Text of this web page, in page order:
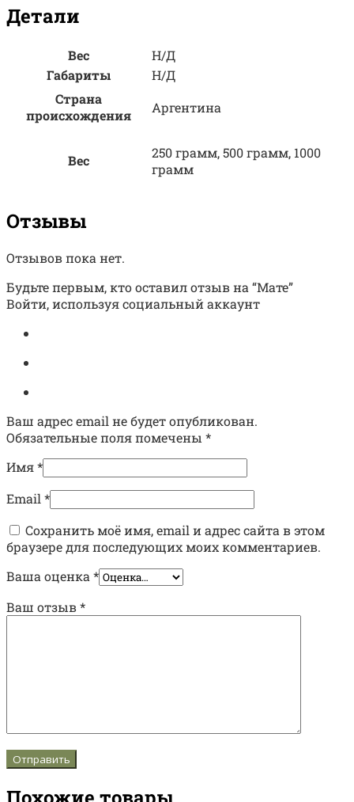
Детали
Вес
Н/Д
Габариты
Н/Д
Страна
происхождения
Аргентина
Вес
250 грамм, 500 грамм, 1000
грамм
Отзывы
Отзывов пока нет.
Будьте первым, кто оставил отзыв на “Мате”
Войти, используя социальный аккаунт
Ваш адрес email не будет опубликован.
Обязательные поля помечены *
Имя*
Email *
Сохранить моё имя, email и адрес сайта в этом
браузере для последующих моих комментариев.
Ваша оценка *
Ваш отзыв*
Похожие товары